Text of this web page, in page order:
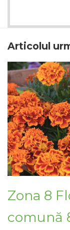
Articolul
Zona 8
comună